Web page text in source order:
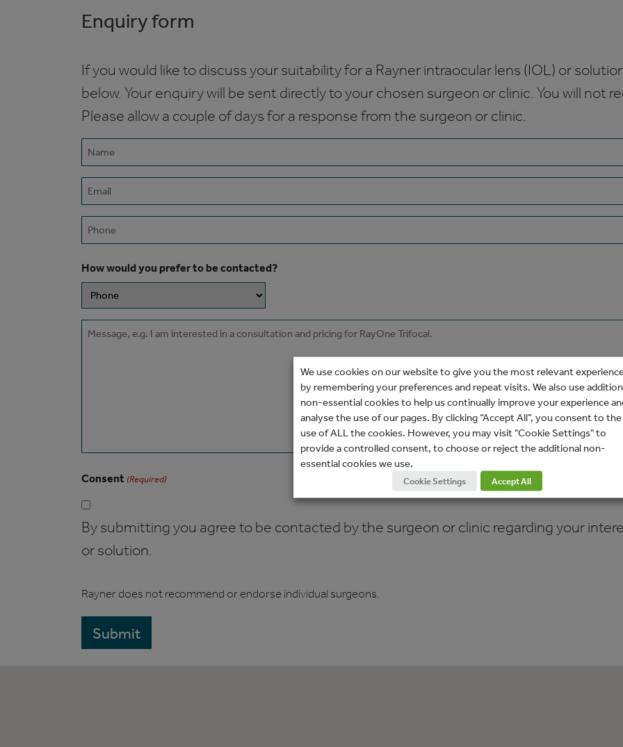
Enquiry form
If you would like to discuss your suitability for a Rayner intraocular lens (IOL) or
below. Your enquiry will be sent directly to your chosen surgeon or clinic. You will not
Please allow a couple of days for a response from the surgeon or clinic.
Name
(Required)
Email
(Required)
Phone
How would you prefer to be contacted?
Message
Consent (Required)
By submitting you agree to be contacted by the surgeon or clinic regarding your
or solution.
Rayner does not recommend or endorse individual surgeons.
We use cookies on our website to give you the most relevant
by remembering your preferences and repeat visits. We also use
non-essential cookies to help us continually improve your experience
analyse the use of our pages. By clicking “Accept All”, you consent to the
use of ALL the cookies. However, you may visit "Cookie Settings" to
provide a controlled consent, to choose or reject the additional non-
essential cookies we use.
Cookie Settings Accept All